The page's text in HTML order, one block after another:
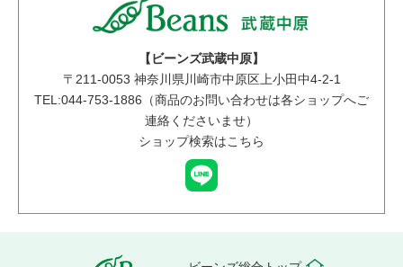
【ビーンズ武蔵中原】
〒 211-0053 神奈川県川崎市中原区上小田中4-2-1
TEL:044-753-1886（商品のお問い合わせは各ショップへご
連絡くださいませ）
ショップ検索はこちら